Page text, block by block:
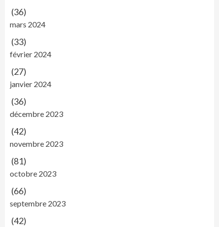
(36)
mars 2024
(33)
février 2024
(27)
janvier 2024
(36)
décembre 2023
(42)
novembre 2023
(81)
octobre 2023
(66)
septembre 2023
(42)